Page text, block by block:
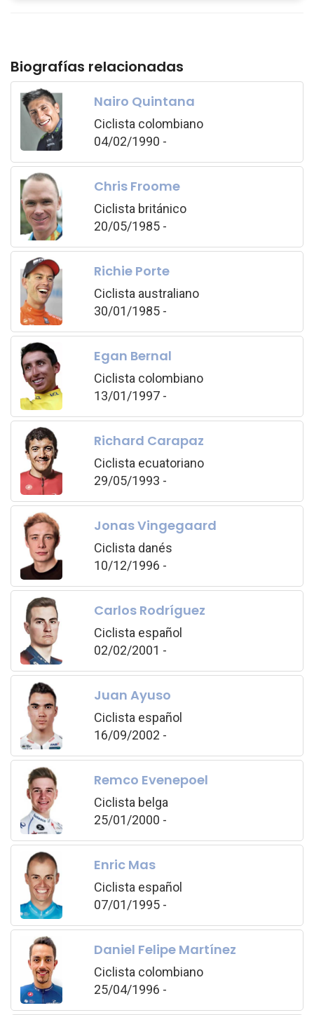
Biografías relacionadas
Nairo Quintana
Ciclista colombiano
04/02/1990 -
Chris Froome
Ciclista británico
20/05/1985 -
Richie Porte
Ciclista australiano
30/01/1985 -
Egan Bernal
Ciclista colombiano
13/01/1997 -
Richard Carapaz
Ciclista ecuatoriano
29/05/1993 -
Jonas Vingegaard
Ciclista danés
10/12/1996 -
Carlos Rodríguez
Ciclista español
02/02/2001 -
Juan Ayuso
Ciclista español
16/09/2002 -
Remco Evenepoel
Ciclista belga
25/01/2000 -
Enric Mas
Ciclista español
07/01/1995 -
Daniel Felipe Martínez
Ciclista colombiano
25/04/1996 -